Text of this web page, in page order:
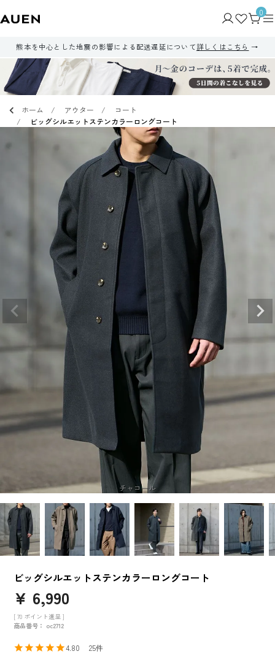
0
熊本を中心とした地震の影響による配送遅延について詳しくはこちら
ホーム アウター
コート
ビッグシルエットステンカラーロングコート
チャコール
ビッグシルエットステンカラーロングコート
¥ 6,990
[ 70 ポイント進呈 ]
商品番号
oc2712
4.80
25